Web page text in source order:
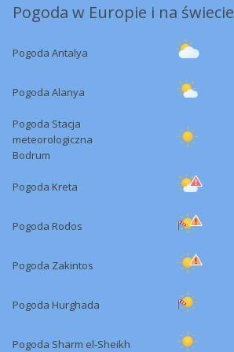
Pogoda w Europie i na świecie
Pogoda Antalya
Pogoda Alanya
Pogoda Stacja
meteorologiczna
Bodrum
Pogoda Kreta
Pogoda Rodos
Pogoda Zakintos
Pogoda Hurghada
Pogoda Sharm el-Sheikh